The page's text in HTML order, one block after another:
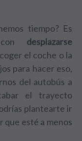
tiempo? Es
con desplazarse
el coche o la
para hacer eso,
del autobús a
el trayecto
plantearte ir
que esté a menos